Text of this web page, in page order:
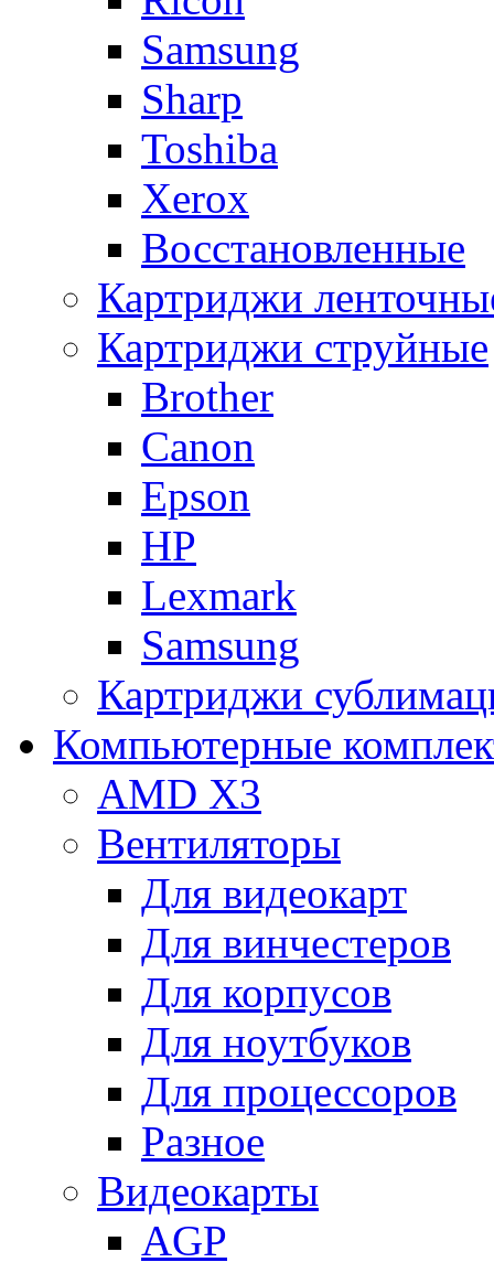
Samsung
Sharp
Toshiba
Xerox
Восстановленные
Картриджи
Картриджи струйные
Brother
Canon
Epson
HP
Lexmark
Samsung
Картриджи
Компьютерные
AMD X3
Вентиляторы
Для видеокарт
Для винчестеров
Для корпусов
Для ноутбуков
Для процессоров
Разное
Видеокарты
AGP